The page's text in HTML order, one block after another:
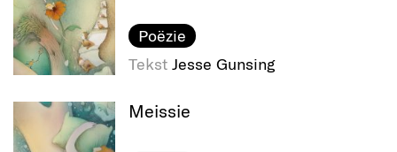
Poëzie
Tekst Jesse Gunsing
Meissie